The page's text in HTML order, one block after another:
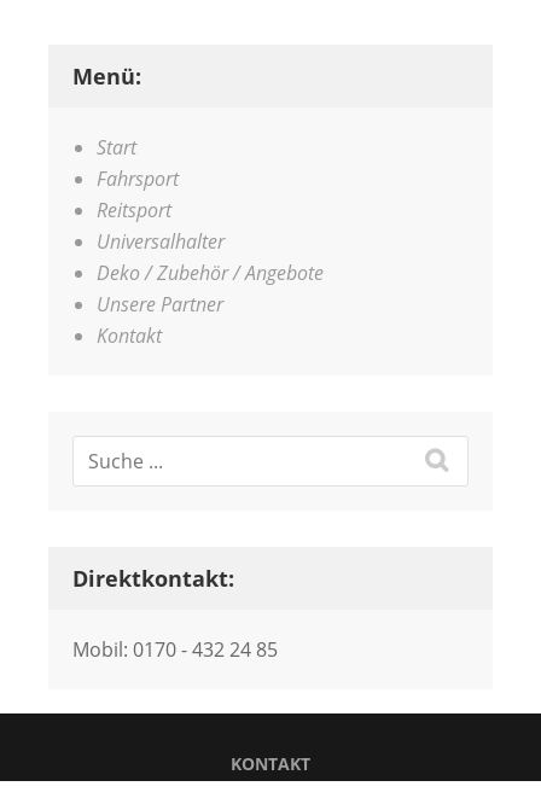
Menü:
Start
Fahrsport
Reitsport
Universalhalter
Deko / Zubehör / Angebote
Unsere Partner
Kontakt
Direktkontakt:
Mobil: 0170 - 432 24 85
KONTAKT